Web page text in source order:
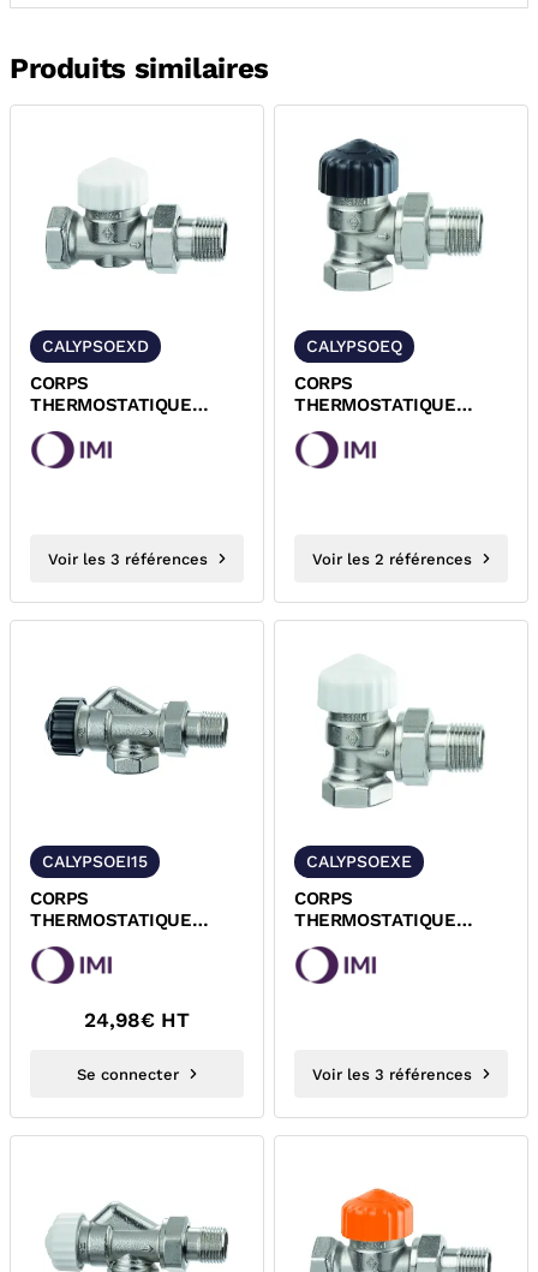
Produits similaires
CALYPSOEXD
CORPS
THERMOSTATIQUE
DROIT A VISSER
M30x1,5 CALYPSO
EXACT IMI
Voir les 3 références
CALYPSOEQ
CORPS
THERMOSTATIQUE
EQUERRE A VISSER
M30x1,5 CALYPSO IMI
Voir les 2 références
CALYPSOEI15
CORPS
THERMOSTATIQUE
EQUERRE INVERSE A
VISSER M30x1,5
CALYPSO IMI
24,98€ HT
Se connecter
CALYPSOEXE
CORPS
THERMOSTATIQUE
EQUERRE A VISSER
M30x1,5 CALYPSO
EXACT IMI
Voir les 3 références